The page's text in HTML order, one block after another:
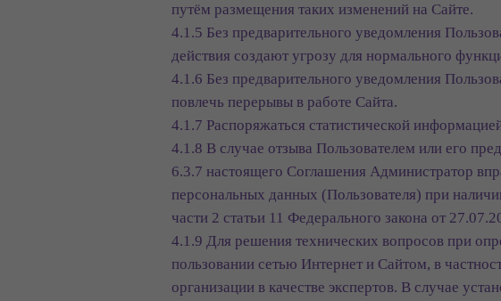
путём размещения таких изменений на Сайте.
4.1.5 Без предварительного уведомления
действия создают угрозу для нормального
4.1.6 Без предварительного уведомления
повлечь перерывы в работе Сайта.
4.1.7 Распоряжаться статистической
4.1.8 В случае отзыва Пользователем или его
6.3.7 настоящего Соглашения Администратор
персональных данных (Пользователя) при
части 2 статьи 11 Федерального закона от
4.1.9 Для решения технических вопросов при
пользовании сетью Интернет и Сайтом, в
организации в качестве экспертов. В случае